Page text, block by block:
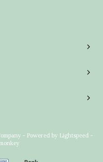
- Powered by Lightspeed -